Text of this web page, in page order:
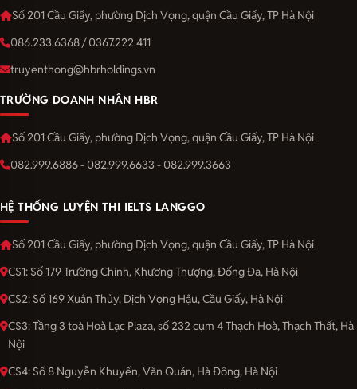
Số 201 Cầu Giấy, phường Dịch Vọng, quận Cầu Giấy, TP Hà Nội
086.233.6368 / 0367.222.411
truyenthong@hbrholdings.vn
TRƯỜNG DOANH NHÂN HBR
Số 201 Cầu Giấy, phường Dịch Vọng, quận Cầu Giấy, TP Hà Nội
082.999.6886 - 082.999.6633 - 082.999.3663
HỆ THỐNG LUYỆN THI IELTS LANGGO
Số 201 Cầu Giấy, phường Dịch Vọng, quận Cầu Giấy, TP Hà Nội
CS1: Số 179 Trường Chinh, Khương Thượng, Đống Đa, Hà Nội
CS2: Số 169 Xuân Thủy, Dịch Vọng Hậu, Cầu Giấy, Hà Nội
CS3: Tầng 3 toà Hoà Lạc Plaza, số 232 cụm 4 Thạch Hoà, Thạch Thất, Hà
Nội
CS4: Số 8 Nguyễn Khuyến, Văn Quán, Hà Đông, Hà Nội